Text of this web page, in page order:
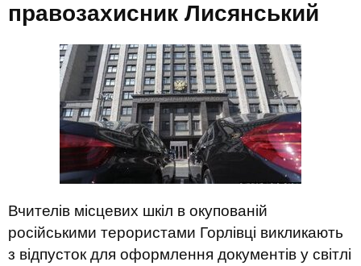
правозахисник Лисянський
Вчителів місцевих шкіл в окупованій
російськими терористами Горлівці викликають
з відпусток для оформлення документів у світлі